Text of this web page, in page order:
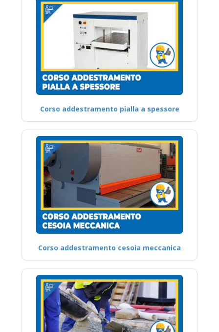
Corso addestramento pialla a spessore
Corso addestramento cesoia meccanica